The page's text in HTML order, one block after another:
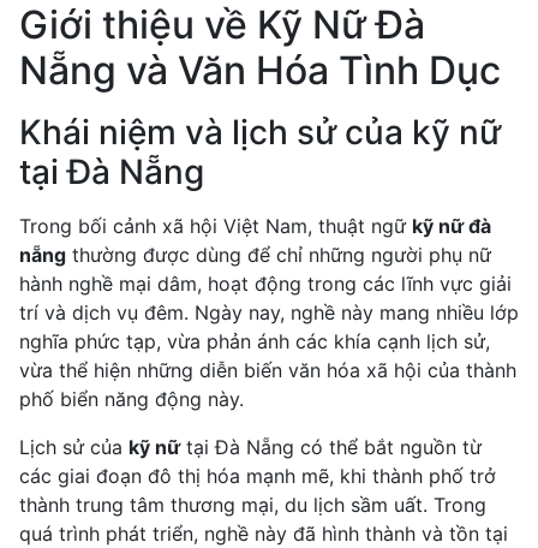
Giới thiệu về Kỹ Nữ Đà
Nẵng và Văn Hóa Tình Dục
Khái niệm và lịch sử của kỹ nữ
tại Đà Nẵng
Trong bối cảnh xã hội Việt Nam, thuật ngữ kỹ nữ đà
nẵng thường được dùng để chỉ những người phụ nữ
hành nghề mại dâm, hoạt động trong các lĩnh vực giải
trí và dịch vụ đêm. Ngày nay, nghề này mang nhiều lớp
nghĩa phức tạp, vừa phản ánh các khía cạnh lịch sử,
vừa thể hiện những diễn biến văn hóa xã hội của thành
phố biển năng động này.
Lịch sử của kỹ nữtại Đà Nẵng có thể bắt nguồn từ
các giai đoạn đô thị hóa mạnh mẽ, khi thành phố trở
thành trung tâm thương mại, du lịch sầm uất. Trong
quá trình phát triển, nghề này đã hình thành và tồn tại